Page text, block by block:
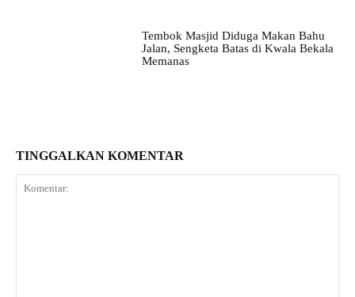
Tembok Masjid Diduga Makan Bahu
Jalan, Sengketa Batas di Kwala Bekala
Memanas
TINGGALKAN KOMENTAR